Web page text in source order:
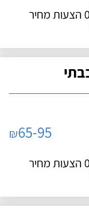
0 הצעות מחיר
₪65-95
0 הצעות מחיר